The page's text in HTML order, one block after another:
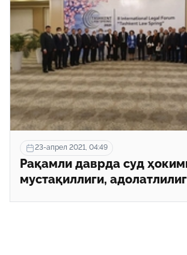
23-апрел 2021, 04:49
Рақамли даврда суд
мустақиллиги,